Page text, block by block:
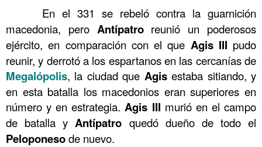
En el 331 se rebeló contra la guarnición
macedonia, pero Antípatroreunió un poderosos
ejército, en comparación con el que Agis III pudo
reunir, y derrotó a los espartanos en las cercanías de
Megalópolis, la ciudad que Agisestaba sitiando, y
en esta batalla los macedonios eran superiores en
número y en estrategia. Agis III murió en el campo
de batalla y Antípatro quedó dueño de todo el
Peloponesode nuevo.